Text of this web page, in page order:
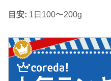
目安: 1日100〜200g